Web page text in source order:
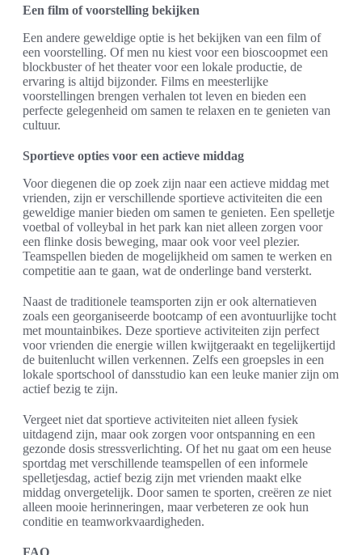
Een film of voorstelling bekijken
Een andere geweldige optie is het bekijken van een film of
een voorstelling. Of men nu kiest voor een bioscoopmet een
blockbuster of het theater voor een lokale productie, de
ervaring is altijd bijzonder. Films en meesterlijke
voorstellingen brengen verhalen tot leven en bieden een
perfecte gelegenheid om samen te relaxen en te genieten van
cultuur.
Sportieve opties voor een actieve middag
Voor diegenen die op zoek zijn naar een actieve middag met
vrienden, zijn er verschillende sportieve activiteiten die een
geweldige manier bieden om samen te genieten. Een spelletje
voetbal of volleybal in het park kan niet alleen zorgen voor
een flinke dosis beweging, maar ook voor veel plezier.
Teamspellen bieden de mogelijkheid om samen te werken en
competitie aan te gaan, wat de onderlinge band versterkt.
Naast de traditionele teamsporten zijn er ook alternatieven
zoals een georganiseerde bootcamp of een avontuurlijke tocht
met mountainbikes. Deze sportieve activiteiten zijn perfect
voor vrienden die energie willen kwijtgeraakt en tegelijkertijd
de buitenlucht willen verkennen. Zelfs een groepsles in een
lokale sportschool of dansstudio kan een leuke manier zijn om
actief bezig te zijn.
Vergeet niet dat sportieve activiteiten niet alleen fysiek
uitdagend zijn, maar ook zorgen voor ontspanning en een
gezonde dosis stressverlichting. Of het nu gaat om een heuse
sportdag met verschillende teamspellen of een informele
spelletjesdag, actief bezig zijn met vrienden maakt elke
middag onvergetelijk. Door samen te sporten, creëren ze niet
alleen mooie herinneringen, maar verbeteren ze ook hun
conditie en teamworkvaardigheden.
FAQ